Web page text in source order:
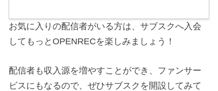
お気に入りの配信者がいる方は、サブスクへ入会
してもっとOPENRECを楽しみましょう！
配信者も収入源を増やすことができ、ファンサー
ビスにもなるので、ぜひサブスクを開設してみて